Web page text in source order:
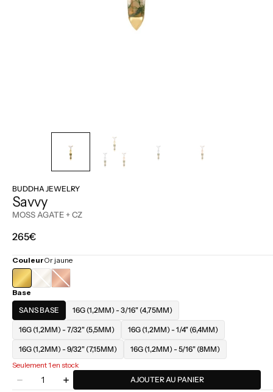
BUDDHA JEWELRY
Savvy
MOSS AGATE + CZ
Prix
265€
CouleurOr jaune
OR
OR
Base
SANS BASE
16G (1,2MM) - 3/16" (4,75MM)
16G (1,2MM) - 7/32" (5,5MM) 16G (1,2MM) - 1/4" (6,4MM)
16G (1,2MM) - 9/32" (7,15MM)
16G (1,2MM) - 5/16" (8MM)
Seulement 1 en stock
Diminuer
Quantité
Augmenter
AJOUTER AU PANIER